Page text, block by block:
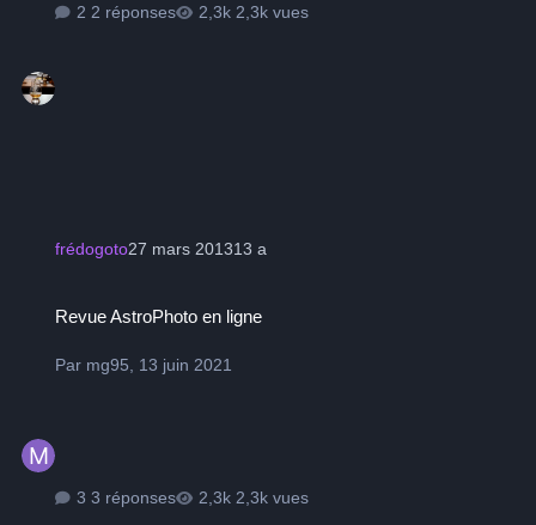
2 réponses
2,3k vues
frédogoto27 mars 201313 a
Revue AstroPhoto en ligne
Par mg95, 13 juin 2021
3 réponses 2,3k vues